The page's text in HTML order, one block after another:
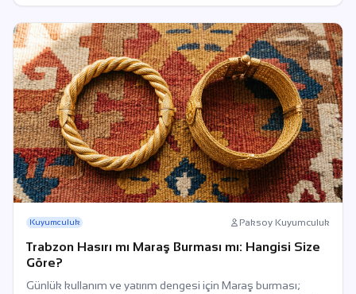
Kuyumculuk Paksoy Kuyumculuk
Trabzon Hasırı mı Maraş Burması mı: Hangisi Size
Göre?
Günlük kullanım ve yatırım dengesi için Maraş burması;